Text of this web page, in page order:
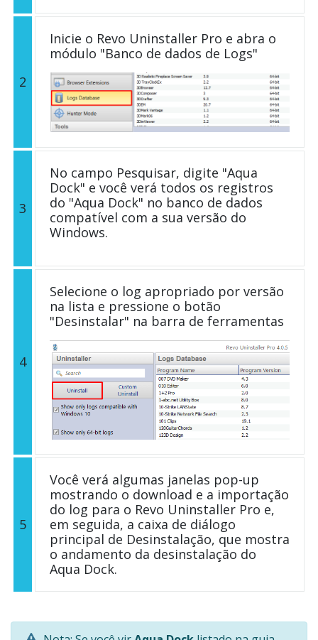
2
Inicie o Revo Uninstaller Pro e abra o
módulo "Banco de dados de Logs"
3
No campo Pesquisar, digite "Aqua
Dock" e você verá todos os registros
do "Aqua Dock" no banco de dados
compatível com a sua versão do
Windows.
4
Selecione o log apropriado por versão
na lista e pressione o botão
"Desinstalar" na barra de ferramentas
5
Você verá algumas janelas pop-up
mostrando o download e a importação
do log para o Revo Uninstaller Pro e,
em seguida, a caixa de diálogo
principal de Desinstalação, que mostra
o andamento da desinstalação do
Aqua Dock.